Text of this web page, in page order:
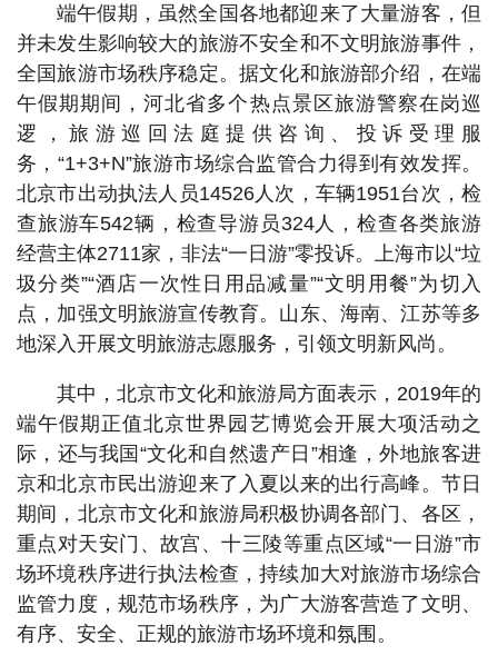
端午假期，虽然全国各地都迎来了大量游客，但
并未发生影响较大的旅游不安全和不文明旅游事件，
全国旅游市场秩序稳定。据文化和旅游部介绍，在端
午假期期间，河北省多个热点景区旅游警察在岗巡
逻，旅游巡回法庭提供咨询、投诉受理服
务，“1+3+N”旅游市场综合监管合力得到有效发挥。
北京市出动执法人员14526人次，车辆1951台次，检
查旅游车542辆，检查导游员324人，检查各类旅游
经营主体2711家，非法“一日游”零投诉。上海市以“垃
圾分类”“酒店一次性日用品减量”“文明用餐”为切入
点，加强文明旅游宣传教育。山东、海南、江苏等多
地深入开展文明旅游志愿服务，引领文明新风尚。
其中，北京市文化和旅游局方面表示，2019年的
端午假期正值北京世界园艺博览会开展大项活动之
际，还与我国“文化和自然遗产日”相逢，外地旅客进
京和北京市民出游迎来了入夏以来的出行高峰。节日
期间，北京市文化和旅游局积极协调各部门、各区，
重点对天安门、故宫、十三陵等重点区域“一日游”市
场环境秩序进行执法检查，持续加大对旅游市场综合
监管力度，规范市场秩序，为广大游客营造了文明、
有序、安全、正规的旅游市场环境和氛围。